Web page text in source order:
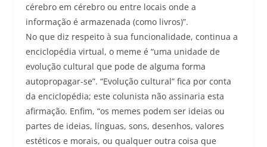
cérebro em cérebro ou entre locais onde a
informação é armazenada (como livros)”.
No que diz respeito à sua funcionalidade, continua a
enciclopédia virtual, o meme é “uma unidade de
evolução cultural que pode de alguma forma
autopropagar-se”. “Evolução cultural” fica por conta
da enciclopédia; este colunista não assinaria esta
afirmação. Enfim, “os memes podem ser ideias ou
partes de ideias, línguas, sons, desenhos, valores
estéticos e morais, ou qualquer outra coisa que